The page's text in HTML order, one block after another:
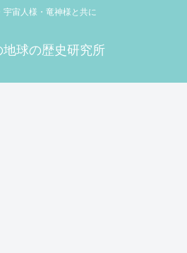
宇宙人様・竜神様と共に
地球の歴史研究所